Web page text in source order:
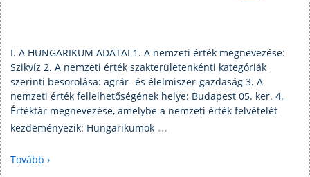
I. A HUNGARIKUM ADATAI 1. A nemzeti érték megnevezése:
Szikvíz 2. A nemzeti érték szakterületenkénti kategóriák
szerinti besorolása: agrár- és élelmiszer-gazdaság 3. A
nemzeti érték fellelhetőségének helye: Budapest 05. ker. 4.
Értéktár megnevezése, amelybe a nemzeti érték felvételét
kezdeményezik: Hungarikumok …
Tovább ›